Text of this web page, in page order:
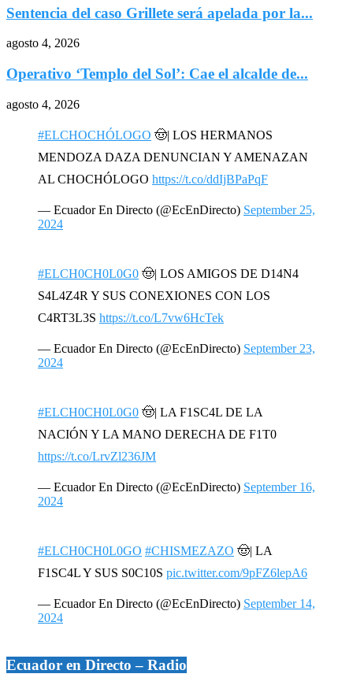
Sentencia del caso Grillete será apelada por la...
agosto 4, 2026
Operativo ‘Templo del Sol’: Cae el alcalde de...
agosto 4, 2026
#ELCHOCHÓLOGO 🤠| LOS HERMANOS
MENDOZA DAZA DENUNCIAN Y AMENAZAN
AL CHOCHÓLOGO https://t.co/ddIjBPaPqF
— Ecuador En Directo (@EcEnDirecto) September 25,
2024
#ELCH0CH0L0G0 🤠| LOS AMIGOS DE D14N4
S4L4Z4R Y SUS CONEXIONES CON LOS
C4RT3L3S https://t.co/L7vw6HcTek
— Ecuador En Directo (@EcEnDirecto) September 23,
2024
#ELCH0CH0L0G0 🤠| LA F1SC4L DE LA
NACIÓN Y LA MANO DERECHA DE F1T0
https://t.co/LrvZl236JM
— Ecuador En Directo (@EcEnDirecto) September 16,
2024
#ELCH0CH0L0GO #CHISMEZAZO 🤠| LA
F1SC4L Y SUS S0C10S pic.twitter.com/9pFZ6lepA6
— Ecuador En Directo (@EcEnDirecto) September 14,
2024
Ecuador en Directo – Radio